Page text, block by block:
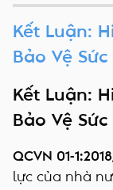
Kết Luận:
Bảo Vệ
Kết Luận:
Bảo Vệ
QCVN 01-
lực của nhà